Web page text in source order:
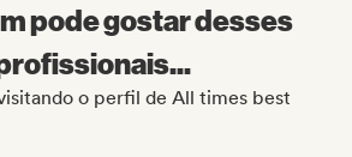
pode gostar desses
o perfil de All times best